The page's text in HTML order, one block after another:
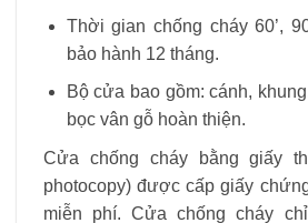
Thời gian chống cháy 60’,
bảo hành 12 tháng.
Bộ cửa bao gồm: cánh,
bọc vân gỗ hoàn thiện.
Cửa chống cháy bằng giấy
photocopy) được cấp giấy
miễn phí. Cửa chống cháy